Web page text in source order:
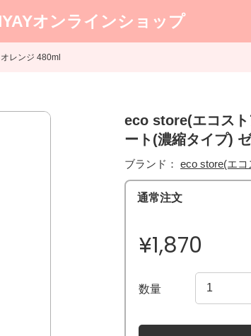
オンラインショップ
レンジ 480ml
eco store(エコス
ート(濃縮タイプ)
ブランド： eco store(エコ
通常注文
¥1,870
数量